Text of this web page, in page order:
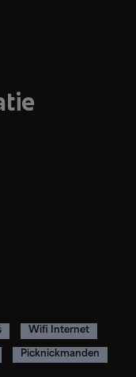
Wifi Internet
Picknickmanden